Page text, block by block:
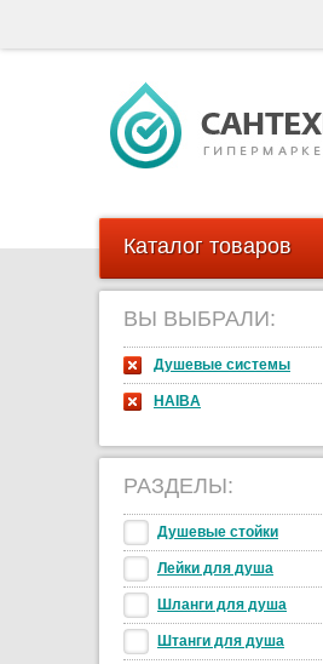
Каталог товаров
ВЫ ВЫБРАЛИ:
Душевые системы
HAIBA
РАЗДЕЛЫ:
Душевые стойки
Лейки для душа
Шланги для душа
Штанги для душа